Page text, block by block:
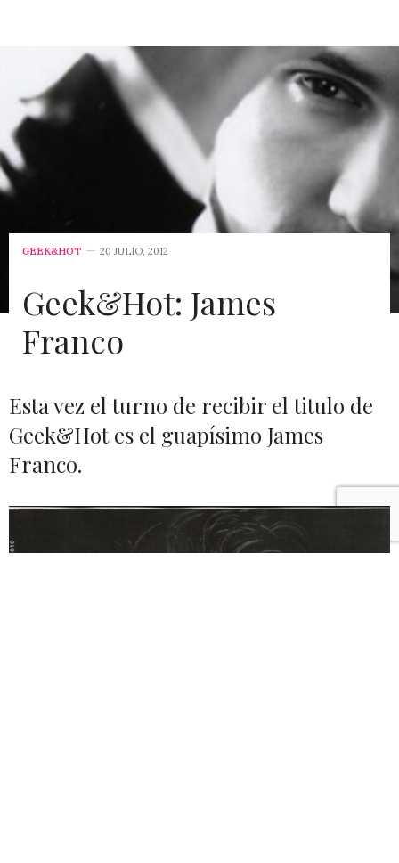
GEEK&HOT 20 JULIO, 2012
Geek&Hot: James
Franco
Esta vez el turno de recibir el titulo de
Geek&Hot es el guapísimo James
Franco.